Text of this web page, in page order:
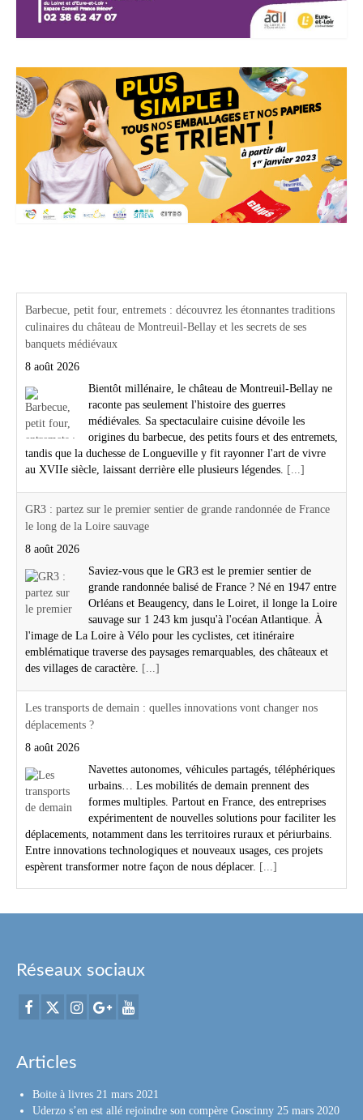
Barbecue, petit four, entremets : découvrez les étonnantes traditions
culinaires du château de Montreuil-Bellay et les secrets de ses
banquets médiévaux
8 août 2026
Bientôt millénaire, le château de Montreuil-Bellay ne
raconte pas seulement l'histoire des guerres
médiévales. Sa spectaculaire cuisine dévoile les
origines du barbecue, des petits fours et des entremets,
tandis que la duchesse de Longueville y fit rayonner l'art de vivre
au XVIIe siècle, laissant derrière elle plusieurs légendes. [...]
GR3 : partez sur le premier sentier de grande randonnée de France
le long de la Loire sauvage
8 août 2026
Saviez-vous que le GR3 est le premier sentier de
grande randonnée balisé de France ? Né en 1947 entre
Orléans et Beaugency, dans le Loiret, il longe la Loire
sauvage sur 1 243 km jusqu'à l'océan Atlantique. À
l'image de La Loire à Vélo pour les cyclistes, cet itinéraire
emblématique traverse des paysages remarquables, des châteaux et
des villages de caractère. [...]
Les transports de demain : quelles innovations vont changer nos
déplacements ?
8 août 2026
Navettes autonomes, véhicules partagés, téléphériques
urbains… Les mobilités de demain prennent des
formes multiples. Partout en France, des entreprises
expérimentent de nouvelles solutions pour faciliter les
déplacements, notamment dans les territoires ruraux et périurbains.
Entre innovations technologiques et nouveaux usages, ces projets
espèrent transformer notre façon de nous déplacer. [...]
Réseaux sociaux
Articles
Boite à livres 21 mars 2021
Uderzo s’en est allé rejoindre son compère Goscinny 25 mars 2020